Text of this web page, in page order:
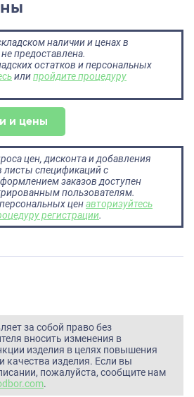
наличии и ценах в
предоставлена.
остатков и персональных
илипройдите процедуру
и цены
цен, дисконта и добавления
листы спецификаций с
заказов доступен
пользователям.
ценавторизуйтесь
регистрации.
за собой право без
вносить изменения в
изделия в целях повышения
качества изделия. Если вы
пожалуйста, сообщите нам
.